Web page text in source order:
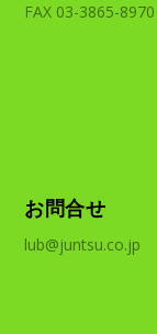
FAX 03-3865-8970
お問合せ
lub@juntsu.co.jp